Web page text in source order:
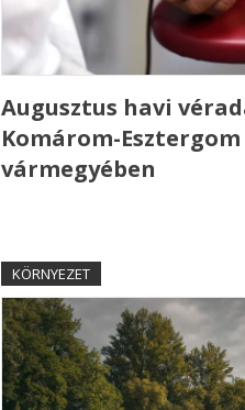
Augusztus havi
Komárom-Esztergom
vármegyében
KÖRNYEZET